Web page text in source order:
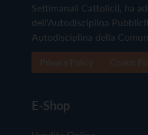
Settimanali Cattolici), ha
dell'Autodisciplina
Autodisciplina della
E-Shop